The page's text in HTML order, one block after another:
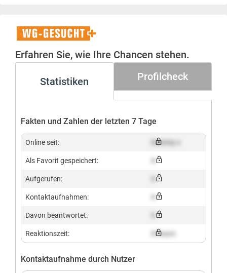
WG-
Gesucht+
Erfahren Sie, wie Ihre Chancen stehen.
Statistiken Profilcheck
Fakten und Zahlen der letzten 7 Tage
Online seit: Dummy x
Als Favorit gespeichert:
Aufgerufen:
Kontaktaufnahmen:
Davon beantwortet:
Reaktionszeit: X hours
Kontaktaufnahme durch Nutzer